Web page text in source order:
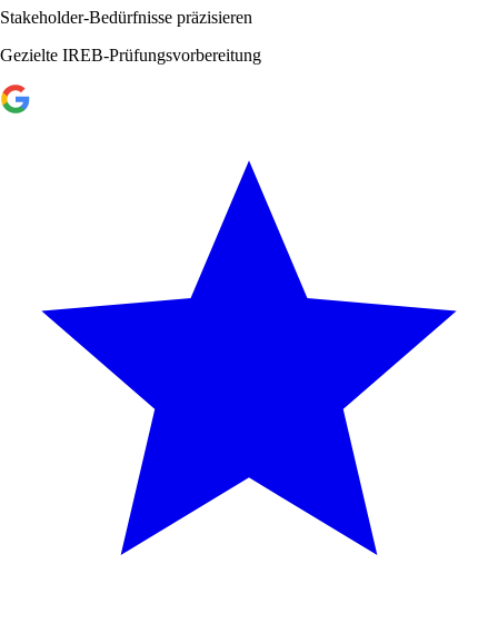
Stakeholder-Bedürfnisse präzisieren
Gezielte IREB-Prüfungsvorbereitung